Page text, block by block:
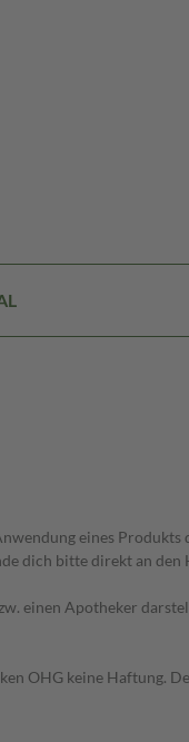
eines
dich bitte direkt an den
einen Apotheker
OHG keine Haftung.